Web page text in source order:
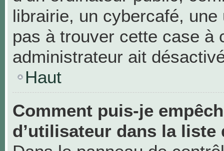
librairie, un cybercafé,
pas à trouver cette case à
administrateur ait
Haut
Comment puis-je
d’utilisateur dans la